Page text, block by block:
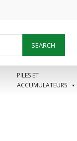
SEARCH
PILES ET
ACCUMULATEURS